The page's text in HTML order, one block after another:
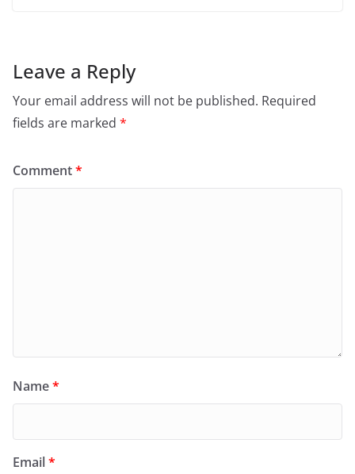
Leave a Reply
Your email address will not be published. Required
fields are marked *
Comment*
Name*
Email*